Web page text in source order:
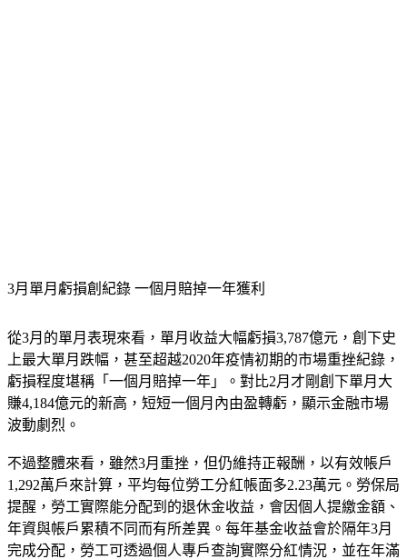
從3月的單月表現來看，單月收益大幅虧損3,787億元，創下史
上最大單月跌幅，甚至超越2020年疫情初期的市場重挫紀錄，
虧損程度堪稱「一個月賠掉一年」。對比2月才剛創下單月大
賺4,184億元的新高，短短一個月內由盈轉虧，顯示金融市場
不過整體來看，雖然3月重挫，但仍維持正報酬，以有效帳戶
1,292萬戶來計算，平均每位勞工分紅帳面多2.23萬元。勞保局
提醒，勞工實際能分配到的退休金收益，會因個人提繳金額、
年資與帳戶累積不同而有所差異。每年基金收益會於隔年3月